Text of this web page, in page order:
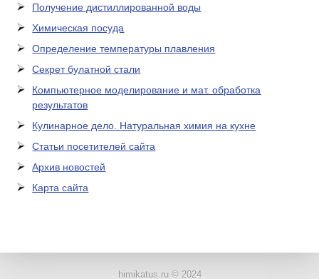
Получение дистиллированной воды
Химическая посуда
Определение температуры плавления
Секрет булатной стали
Компьютерное моделирование и мат. обработка
результатов
Кулинарное дело. Натуральная химия на кухне
Статьи посетителей сайта
Архив новостей
Карта сайта
himikatus.ru © 2024